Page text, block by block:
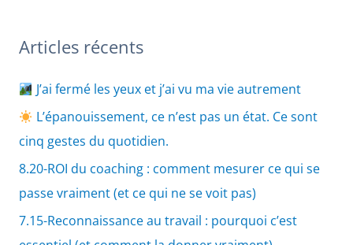
Articles récents
J’ai fermé les yeux et j’ai vu ma vie autrement
L’épanouissement, ce n’est pas un état. Ce sont
cinq gestes du quotidien.
8.20-ROI du coaching : comment mesurer ce qui se
passe vraiment (et ce qui ne se voit pas)
7.15-Reconnaissance au travail : pourquoi c’est